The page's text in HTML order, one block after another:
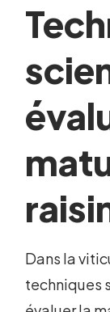
Dans la
techniques